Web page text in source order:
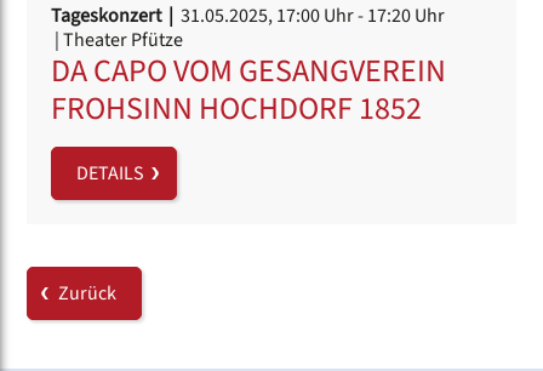
Tageskonzert | 31.05.2025, 17:00 Uhr- 17:20 Uhr
| Theater Pfütze
DA CAPO VOM GESANGVEREIN
FROHSINN HOCHDORF 1852
DETAILS
Zurück